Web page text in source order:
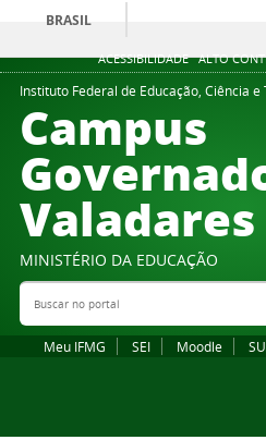
ACESSIBILIDADE ALTO
BRASIL
Instituto Federal de Educação, Ciência
Campus
Valadares
MINISTÉRIO DA EDUCAÇÃO
Buscar no portal
Meu IFMG SEI Moodle